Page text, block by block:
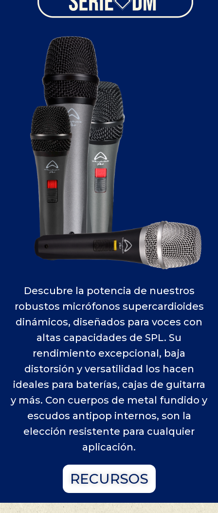
Descubre la potencia de nuestros
robustos micrófonos supercardioides
dinámicos, diseñados para voces con
altas capacidades de SPL. Su
rendimiento excepcional, baja
distorsión y versatilidad los hacen
ideales para baterías, cajas de guitarra
y más. Con cuerpos de metal fundido y
escudos antipop internos, son la
elección resistente para cualquier
aplicación.
RECURSOS